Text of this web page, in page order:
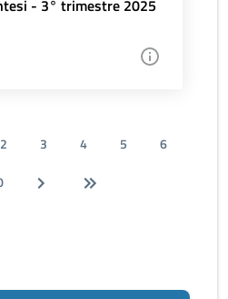
- 3° trimestre 2025
2 3 4 5
6